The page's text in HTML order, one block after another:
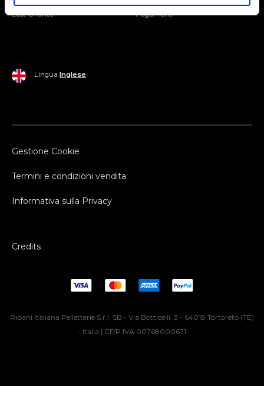
Last Chance Pagamenti
Lingua Inglese
Gestione Cookie
Termini e condizioni vendita
Informativa sulla Privacy
Credits
Ripani Italiana Pelletterie S.r.l. SB - Via Botticelli, 3 - 64018 Tortoreto (TE)
- Italia | CF/P.IVA 00768000671